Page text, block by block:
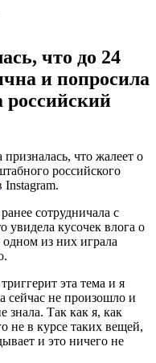
что до 24
и попросила
российский
что жалеет о
российского
Instagram.
сотрудничала с
увидела кусочек влога о
из них играла
эта тема и я
сейчас не произошло и
знала. Так как я, как
не в курсе таких вещей,
и это ничего не